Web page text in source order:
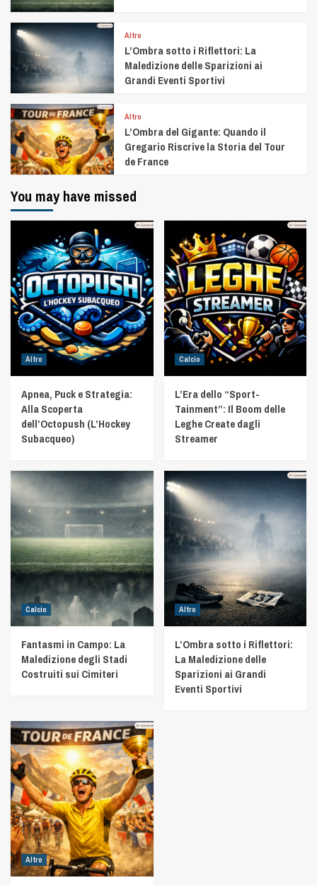
Altro
L’Ombra sotto i Riflettori: La
Maledizione delle Sparizioni ai
Grandi Eventi Sportivi
Altro
L’Ombra del Gigante: Quando il
Gregario Riscrive la Storia del Tour
de France
You may have missed
Altro
Apnea, Puck e Strategia:
Alla Scoperta
dell’Octopush (L’Hockey
Subacqueo)
Calcio
L’Era dello “Sport-
Tainment”: Il Boom delle
Leghe Create dagli
Streamer
Calcio
Fantasmi in Campo: La
Maledizione degli Stadi
Costruiti sui Cimiteri
Altro
L’Ombra sotto i Riflettori:
La Maledizione delle
Sparizioni ai Grandi
Eventi Sportivi
Altro